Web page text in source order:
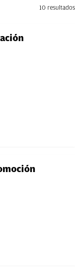
10 resultados